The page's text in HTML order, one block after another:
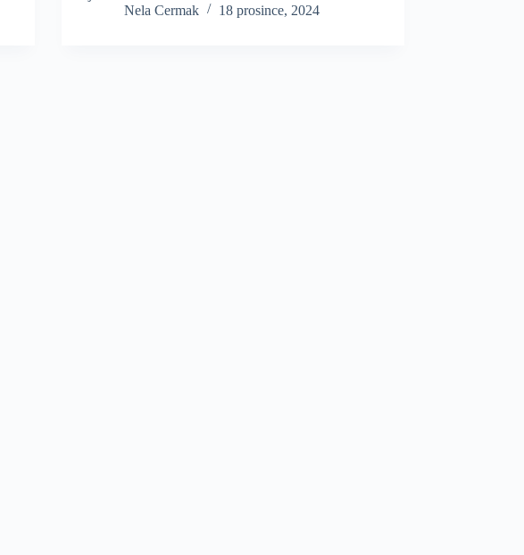
Nela Cermak
18 prosince, 2024